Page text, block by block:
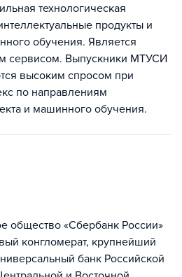
технологическая
продукты и
обучения. Является
сервисом. Выпускники МТУСИ
высоким спросом при
по направлениям
и машинного обучения.
общество «Сбербанк России»
конгломерат, крупнейший
банк Российской